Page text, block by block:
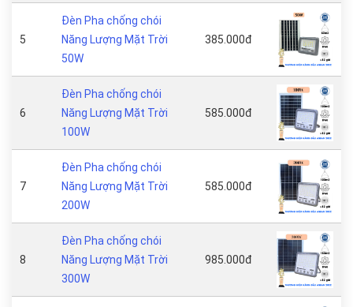
5
Đèn Pha chống chói
Năng Lượng Mặt Trời
50W
385.000đ
6
Đèn Pha chống chói
Năng Lượng Mặt Trời
100W
585.000đ
7
Đèn Pha chống chói
Năng Lượng Mặt Trời
200W
585.000đ
8
Đèn Pha chống chói
Năng Lượng Mặt Trời
300W
985.000đ